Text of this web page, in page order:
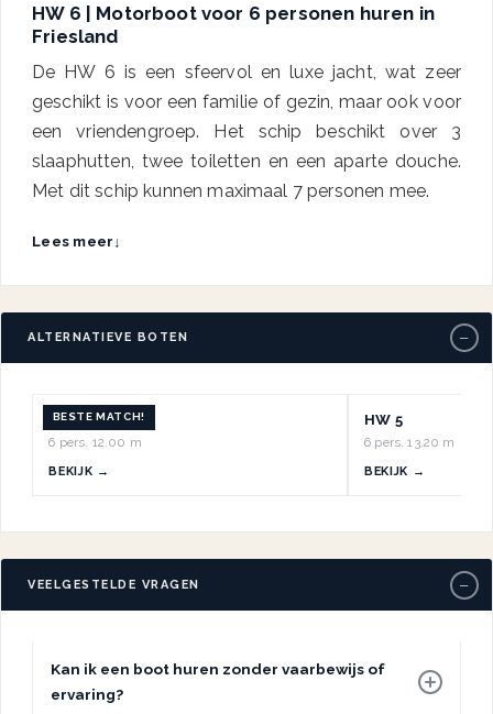
HW 6 | Motorboot voor 6 personen huren in
Friesland
De HW 6 is een sfeervol en luxe jacht, wat zeer
geschikt is voor een familie of gezin, maar ook voor
een vriendengroep. Het schip beschikt over 3
slaaphutten, twee toiletten en een aparte douche.
Met dit schip kunnen maximaal 7 personen mee.
Lees meer ↓
ALTERNATIEVE BOTEN −
BESTE MATCH!
HW 10
6 pers. ·12.00 m
BEKIJK →
HW 5
6 pers.·13.20 m
BEKIJK →
VEELGESTELDE VRAGEN −
Kan ik een boot huren zonder vaarbewijs of
ervaring?